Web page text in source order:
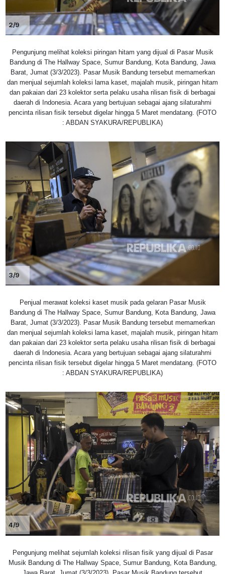
2/9
Pengunjung melihat koleksi piringan hitam yang dijual di Pasar Musik
Bandung di The Hallway Space, Sumur Bandung, Kota Bandung, Jawa
Barat, Jumat (3/3/2023). Pasar Musik Bandung tersebut memamerkan
dan menjual sejumlah koleksi lama kaset, majalah musik, piringan hitam
dan pakaian dari 23 kolektor serta pelaku usaha rilisan fisik di berbagai
daerah di Indonesia. Acara yang bertujuan sebagai ajang silaturahmi
pencinta rilisan fisik tersebut digelar hingga 5 Maret mendatang. (FOTO
: ABDAN SYAKURA/REPUBLIKA)
3/9
Penjual merawat koleksi kaset musik pada gelaran Pasar Musik
Bandung di The Hallway Space, Sumur Bandung, Kota Bandung, Jawa
Barat, Jumat (3/3/2023). Pasar Musik Bandung tersebut memamerkan
dan menjual sejumlah koleksi lama kaset, majalah musik, piringan hitam
dan pakaian dari 23 kolektor serta pelaku usaha rilisan fisik di berbagai
daerah di Indonesia. Acara yang bertujuan sebagai ajang silaturahmi
pencinta rilisan fisik tersebut digelar hingga 5 Maret mendatang. (FOTO
: ABDAN SYAKURA/REPUBLIKA)
4/9
Pengunjung melihat sejumlah koleksi rilisan fisik yang dijual di Pasar
Musik Bandung di The Hallway Space, Sumur Bandung, Kota Bandung,